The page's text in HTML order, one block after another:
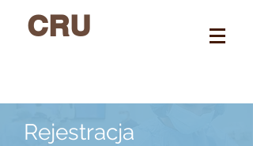
CRU
Rejestracja